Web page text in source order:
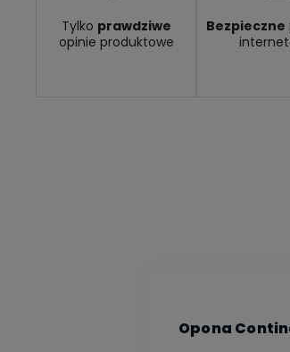
Tylko prawdziwe
opinie produktowe
Bezpieczne
Opona